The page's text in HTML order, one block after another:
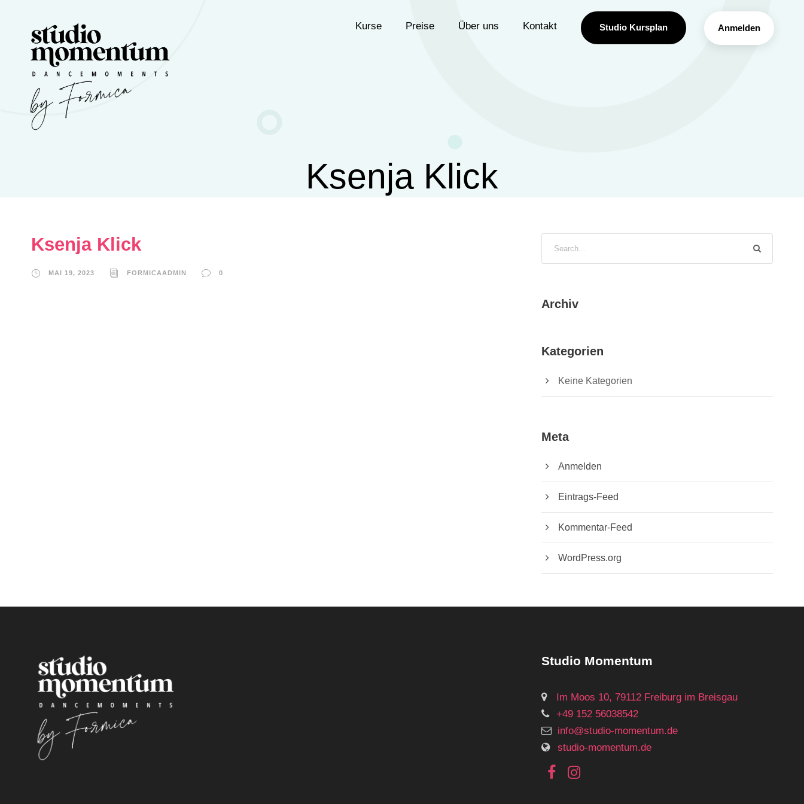
Kurse Preise Über uns Kontakt Studio Kursplan Anmelden
Ksenja Klick
Ksenja Klick
MAI 19, 2023 FORMICAADMIN 0
Archiv
Kategorien
Keine Kategorien
Meta
Anmelden
Eintrags-Feed
Kommentar-Feed
WordPress.org
Studio Momentum
Im Moos 10, 79112 Freiburg im Breisgau
+49 152 56038542
info@studio-momentum.de
studio-momentum.de